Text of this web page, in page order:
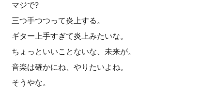
マジで?
三つ手つつって炎上する。
ギター上手すぎて炎上みたいな。
ちょっといいことないな、未来が。
音楽は確かにね、やりたいよね。
そうやな。